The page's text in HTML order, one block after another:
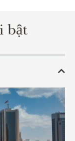
bật